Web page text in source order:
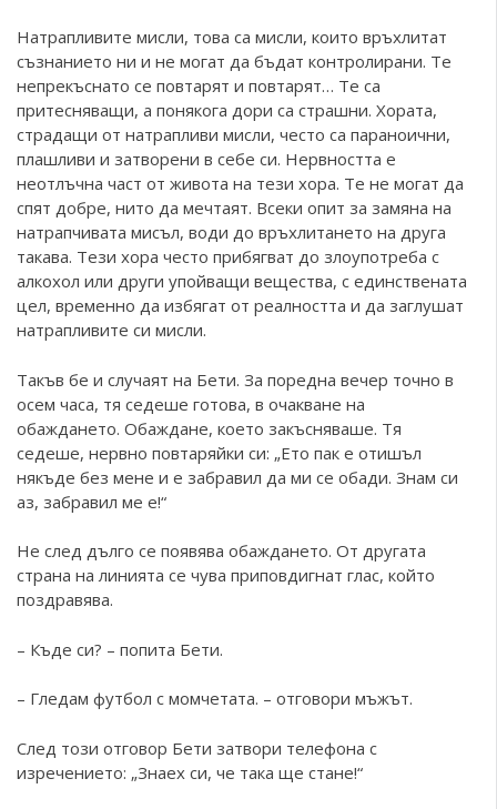
Натрапливите мисли, това са мисли, които връхлитат
съзнанието ни и не могат да бъдат контролирани. Те
непрекъснато се повтарят и повтарят… Те са
притесняващи, а понякога дори са страшни. Хората,
страдащи от натрапливи мисли, често са параноични,
плашливи и затворени в себе си. Нервността е
неотлъчна част от живота на тези хора. Те не могат да
спят добре, нито да мечтаят. Всеки опит за замяна на
натрапчивата мисъл, води до връхлитането на друга
такава. Тези хора често прибягват до злоупотреба с
алкохол или други упойващи вещества, с единствената
цел, временно да избягат от реалността и да заглушат
натрапливите си мисли.
Такъв бе и случаят на Бети. За поредна вечер точно в
осем часа, тя седеше готова, в очакване на
обаждането. Обаждане, което закъсняваше. Тя
седеше, нервно повтаряйки си: „Ето пак е отишъл
някъде без мене и е забравил да ми се обади. Знам си
аз, забравил ме е!“
Не след дълго се появява обаждането. От другата
страна на линията се чува приповдигнат глас, който
поздравява.
– Къде си? – попита Бети.
– Гледам футбол с момчетата. – отговори мъжът.
След този отговор Бети затвори телефона с
изречението: „Знаех си, че така ще стане!“